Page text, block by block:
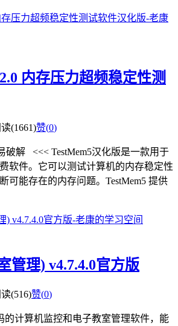
内存压力超频稳定性测
(1661)赞(0)
解 <<< TestMem5汉化版是一款用于
软件。它可以测试计算机的内存稳定性
可能存在的内存问题。TestMem5 提供
管理) v4.7.4.0官方版
(516)赞(0)
的计算机监控和电子教室管理软件，能